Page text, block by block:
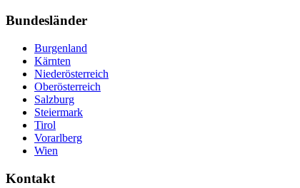
Bundesländer
Burgenland
Kärnten
Niederösterreich
Oberösterreich
Salzburg
Steiermark
Tirol
Vorarlberg
Wien
Kontakt